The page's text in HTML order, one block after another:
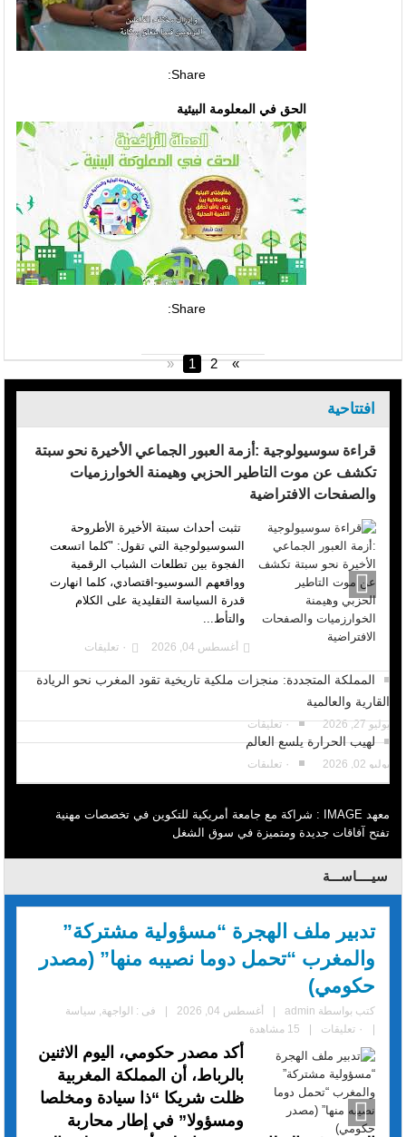
Share:
الحق في المعلومة البيئية
Share:
« 1 2 »
افتتاحية
قراءة سوسيولوجية :أزمة العبور الجماعي الأخيرة نحو سبتة
تكشف عن موت التاطير الحزبي وهيمنة الخوارزميات
والصفحات الافتراضية
تثبت أحداث سبتة الأخيرة الأطروحة
السوسيولوجية التي تقول: "كلما اتسعت
الفجوة بين تطلعات الشباب الرقمية
وواقعهم السوسيو-اقتصادي، كلما انهارت
قدرة السياسة التقليدية على الكلام
والتأط...
أغسطس 04, 2026 ٠ تعليقات
المملكة المتجددة: منجزات ملكية تاريخية تقود المغرب نحو الريادة
القارية والعالمية
يوليو 27, 2026 ٠ تعليقات
لهيب الحرارة يلسع العالم
يوليو 02, 2026 ٠ تعليقات
معهد IMAGE : شراكة مع جامعة أمريكية للتكوين في تخصصات مهنية
تفتح آفاقات جديدة ومتميزة في سوق الشغل
سيــــاســـة
تدبير ملف الهجرة “مسؤولية مشتركة”
والمغرب “تحمل دوما نصيبه منها” (مصدر
حكومي)
كتب بواسطة admin
| أغسطس 04, 2026 | فى : الواجهة, سياسة
|
٠ تعليقات | 15 مشاهدة
أكد مصدر حكومي، اليوم الاثنين
بالرباط، أن المملكة المغربية
ظلت شريكا “ذا سيادة ومخلصا
ومسؤولا” في إطار محاربة